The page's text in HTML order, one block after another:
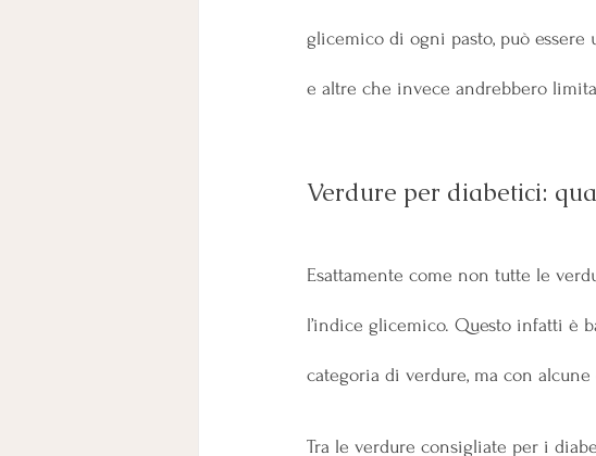
glicemico di ogni pasto, può essere
e altre che invece andrebbero
Verdure per diabetici:
Esattamente come non tutte le
l’indice glicemico. Questo infatti è
categoria di verdure, ma con
Tra le verdure consigliate per i